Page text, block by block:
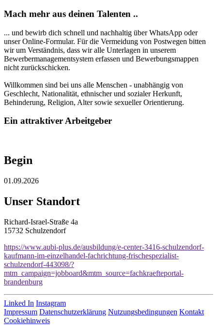
Mach mehr aus deinen Talenten ..
... und bewirb dich schnell und nachhaltig über WhatsApp oder
unser Online-Formular. Für die Vermeidung von Postwegen bitten
wir um Verständnis, dass wir alle Unterlagen in unserem
Bewerbermanagementsystem erfassen und Bewerbungsmappen
nicht zurückschicken.
Willkommen sind bei uns alle Menschen - unabhängig von
Geschlecht, Nationalität, ethnischer und sozialer Herkunft,
Behinderung, Religion, Alter sowie sexueller Orientierung.
Ein attraktiver Arbeitgeber
Begin
01.09.2026
Unser Standort
Richard-Israel-Straße 4a
15732 Schulzendorf
https://www.aubi-plus.de/ausbildung/e-center-3416-schulzendorf-
kaufmann-im-einzelhandel-fachrichtung-frischespezialist-
schulzendorf-443098/?
mtm_campaign=jobboard&mtm_source=fachkraefteportal-
brandenburg
Linked In Instagram
Impressum Datenschutzerklärung Nutzungsbedingungen Kontakt
Cookiehinweis